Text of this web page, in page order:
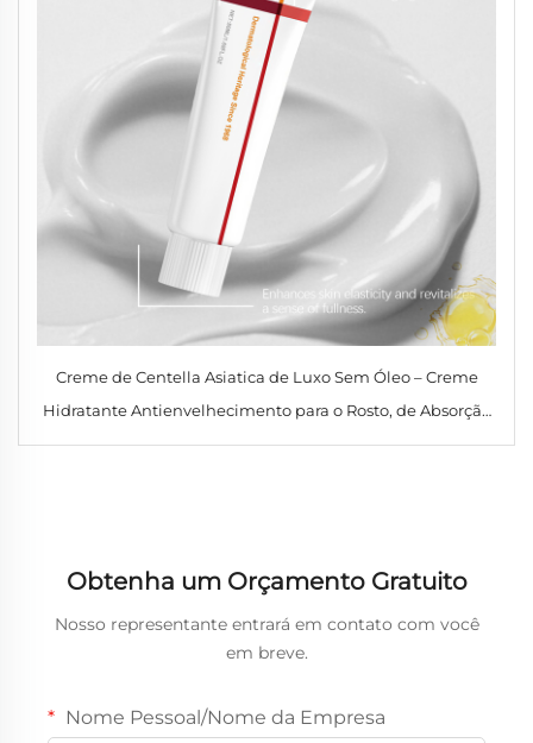
Creme de Centella Asiatica de Luxo Sem Óleo – Creme
Hidratante Antienvelhecimento para o Rosto, de Absorção
Rápida, Nutritivo e Hidratante para Uso Noturno, Indicado
Obtenha um Orçamento Gratuito
Nosso representante entrará em contato com você
em breve.
Nome Pessoal/Nome da Empresa